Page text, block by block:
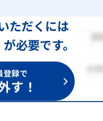
ただくには
必要です。
登録で
す！